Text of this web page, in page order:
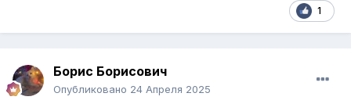
объяснительную и объяснительную пострадавшего они
отправили весь материал на верх. Далее по решению
главкомата я был уволен по статье. Могу ли я оспорить
предпринимательской деятельностью с целью наживы, и
это было лишь один раз. Я получается был наказан одно
деяние два раза???
1
Борис Борисович
Опубликовано 24 Апреля 2025